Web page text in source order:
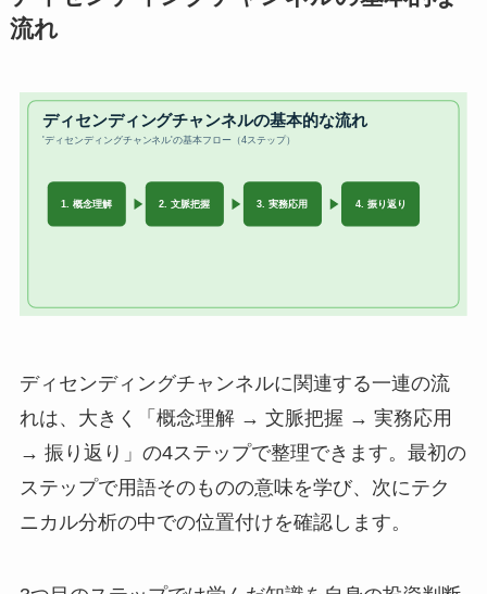
流れ
ディセンディングチャンネルに関連する一連の流
れは、大きく「概念理解 → 文脈把握 → 実務応用
→ 振り返り」の4ステップで整理できます。最初の
ステップで用語そのものの意味を学び、次にテク
ニカル分析の中での位置付けを確認します。